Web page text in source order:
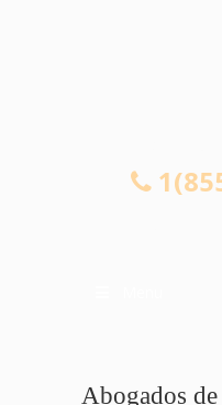
Abogados